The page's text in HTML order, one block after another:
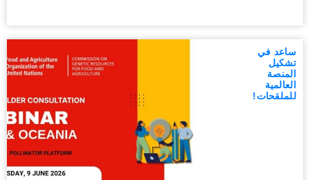
ساعد في
تشكيل
المنصة
العالمية
للملقحات!